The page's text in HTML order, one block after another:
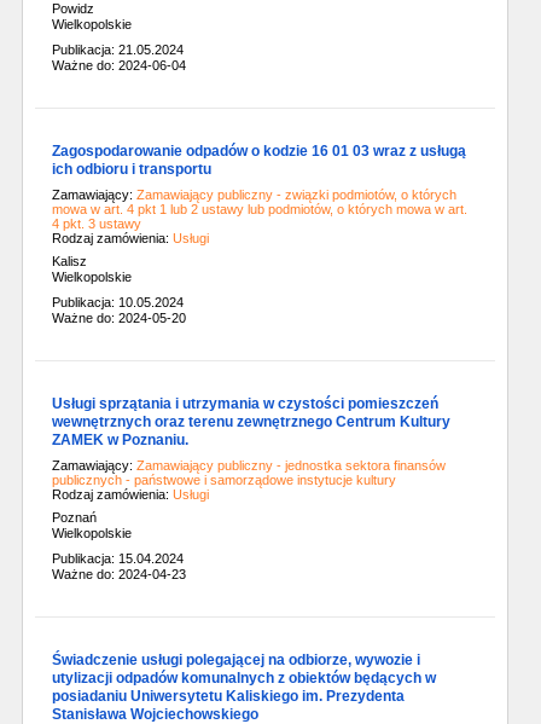
Powidz
Wielkopolskie
Publikacja: 21.05.2024
Ważne do: 2024-06-04
Zagospodarowanie odpadów o kodzie 16 01 03 wraz z usługą
ich odbioru i transportu
Zamawiający: Zamawiający publiczny - związki podmiotów, o których
mowa w art. 4 pkt 1 lub 2 ustawy lub podmiotów, o których mowa w art.
4 pkt. 3 ustawy
Rodzaj zamówienia: Usługi
Kalisz
Wielkopolskie
Publikacja: 10.05.2024
Ważne do: 2024-05-20
Usługi sprzątania i utrzymania w czystości pomieszczeń
wewnętrznych oraz terenu zewnętrznego Centrum Kultury
ZAMEK w Poznaniu.
Zamawiający: Zamawiający publiczny - jednostka sektora finansów
publicznych - państwowe i samorządowe instytucje kultury
Rodzaj zamówienia: Usługi
Poznań
Wielkopolskie
Publikacja: 15.04.2024
Ważne do: 2024-04-23
Świadczenie usługi polegającej na odbiorze, wywozie i
utylizacji odpadów komunalnych z obiektów będących w
posiadaniu Uniwersytetu Kaliskiego im. Prezydenta
Stanisława Wojciechowskiego